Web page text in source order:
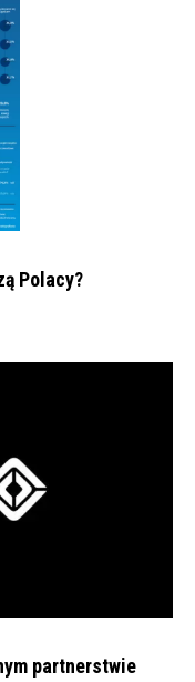
Polacy?
partnerstwie